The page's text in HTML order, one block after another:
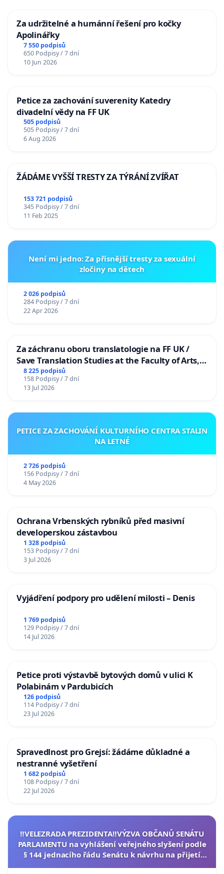
Za udržitelné a humánní řešení pro kočky
Apolinářky
7 550 podpisů
650 Podpisy / 7 dní
10 Jun 2026
Petice za zachování suverenity Katedry
divadelní vědy na FF UK
505 podpisů
505 Podpisy / 7 dní
6 Aug 2026
ŽÁDÁME VYŠŠÍ TRESTY ZA TÝRÁNÍ ZVÍŘAT
153 721 podpisů
345 Podpisy / 7 dní
11 Feb 2025
Není mi jedno: Za přísnější tresty za sexuální
zločiny na dětech
2 026 podpisů
284 Podpisy / 7 dní
22 Apr 2026
Za záchranu oboru translatologie na FF UK /
Save Translation Studies at the Faculty of Arts,
Charles University
8 225 podpisů
158 Podpisy / 7 dní
13 Jul 2026
PETICE ZA ZACHOVÁNÍ KULTURNÍHO CENTRA STALIN
NA LETNÉ
2 726 podpisů
156 Podpisy / 7 dní
4 May 2026
Ochrana Vrbenských rybníků před masivní
developerskou zástavbou
1 328 podpisů
153 Podpisy / 7 dní
3 Jul 2026
Vyjádření podpory pro udělení milosti – Denis
1 769 podpisů
129 Podpisy / 7 dní
14 Jul 2026
Petice proti výstavbě bytových domů v ulici K
Polabinám v Pardubicích
126 podpisů
114 Podpisy / 7 dní
23 Jul 2026
Spravedlnost pro Grejsí: žádáme důkladné a
nestranné vyšetření
1 682 podpisů
108 Podpisy / 7 dní
22 Jul 2026
‼️VELEZRADA PREZIDENTA‼️VÝZVA OBČANŮ SENÁTU
PARLAMENTU na vyhlášení veřejného slyšení podle
§ 144 jednacího řádu Senátu k návrhu na přijetí